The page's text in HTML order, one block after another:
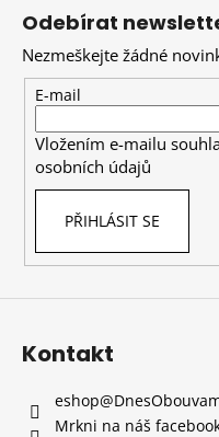
Odebírat
Nezmeškejte žádné
E-mail
Vložením e-mailu
osobních údajů
PŘIHLÁSIT SE
Kontakt
eshop@
Mrkni na náš